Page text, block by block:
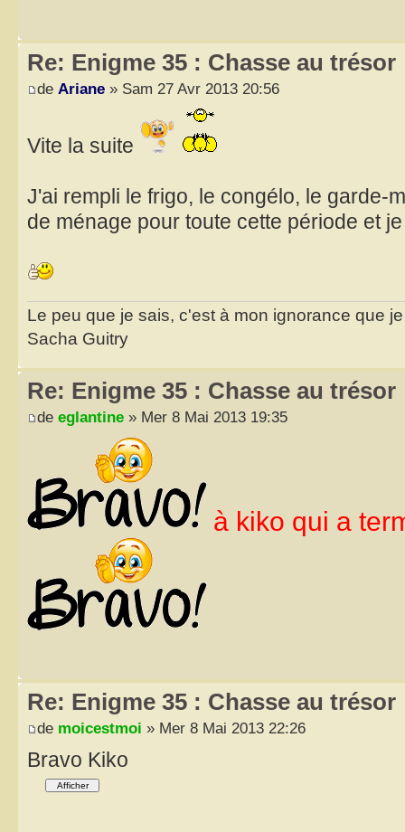
Re: Enigme 35 : Chasse au trésor
de Ariane » Sam 27 Avr 2013 20:56
Vite la suite
J'ai rempli le frigo, le congélo, le garde-
de ménage pour toute cette période et
Le peu que je sais, c'est à mon ignorance que
Sacha Guitry
Re: Enigme 35 : Chasse au trésor
de eglantine » Mer 8 Mai 2013 19:35
à kiko qui a
Re: Enigme 35 : Chasse au trésor
de moicestmoi » Mer 8 Mai 2013 22:26
Bravo Kiko